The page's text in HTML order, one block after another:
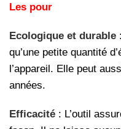
Les pour
Ecologique et durable
qu’une petite quantité
l’appareil. Elle peut
années.
Efficacité : L’outil